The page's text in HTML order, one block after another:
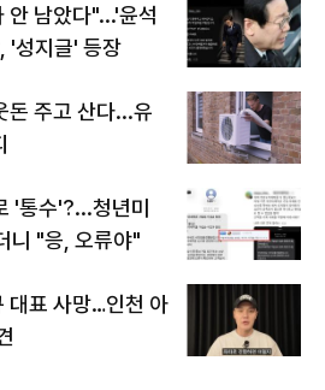
안 남았다"...'윤석
'성지글' 등장
돈 주고 산다...유
'통수'?...청년미
니 "응, 오류야"
대표 사망…인천 아